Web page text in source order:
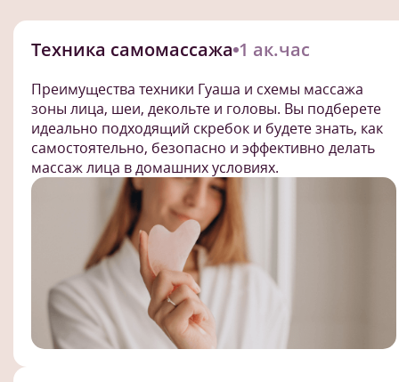
Техника самомассажа 1 ак.час
Преимущества техники Гуаша и схемы массажа
зоны лица, шеи, декольте и головы. Вы подберете
идеально подходящий скребок и будете знать, как
самостоятельно, безопасно и эффективно делать
массаж лица в домашних условиях.